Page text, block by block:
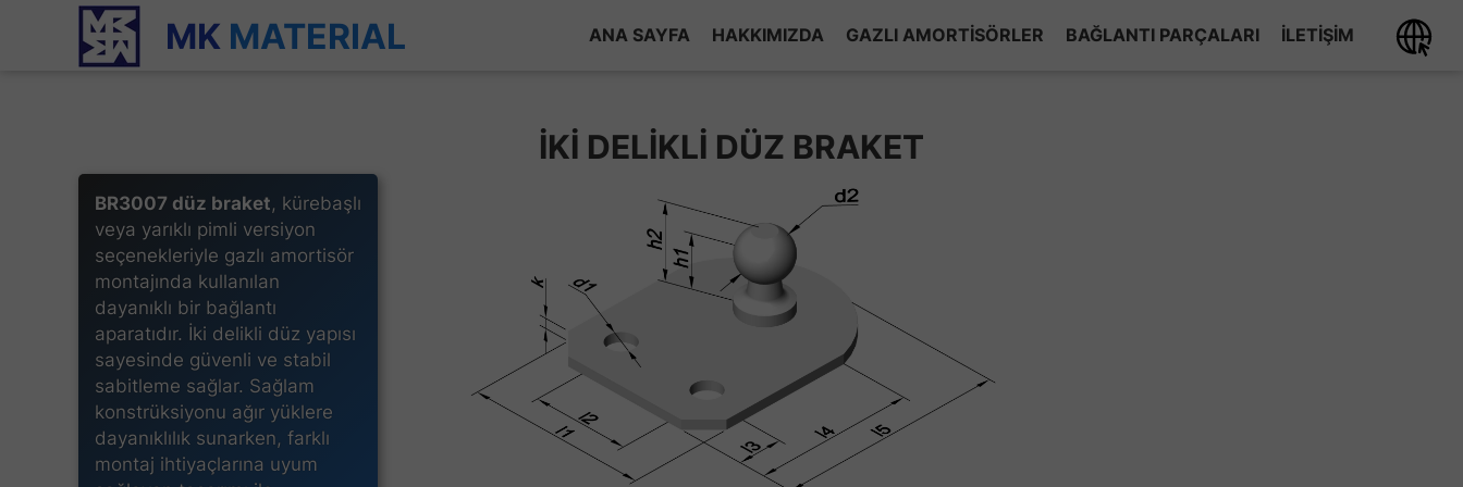
MK MATERIAL ANA SAYFA HAKKIMIZDA
ÜRÜN GELIŞTIRME
GAZLI AMORTISÖRLER BAĞLANTI PARÇALARI ILETIŞIM
BR3007 düz braket, kürebaşlı
veya yarıklı pimli versiyon
seçenekleriyle gazlı amortisör
montajında kullanılan
dayanıklı bir bağlantı
aparatıdır. İki delikli düz yapısı
sayesinde güvenli ve stabil
sabitleme sağlar. Sağlam
konstrüksiyonu ağır yüklere
dayanıklılık sunarken, farklı
montaj ihtiyaçlarına uyum
İKİ DELİKLİ DÜZ BRAKET